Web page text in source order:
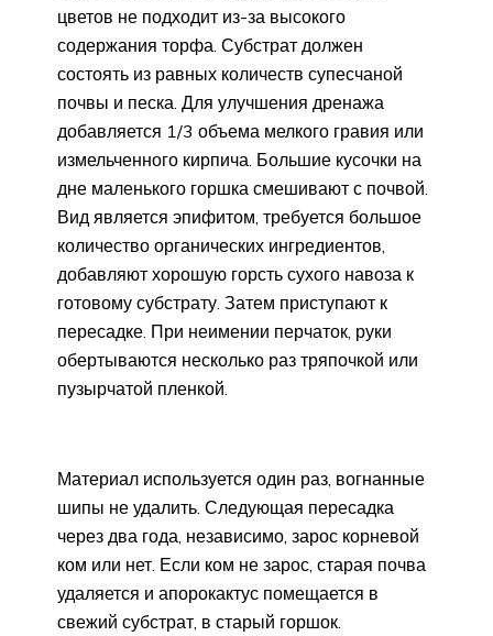
цветов не подходит из-за высокого
содержания торфа. Субстрат должен
состоять из равных количеств супесчаной
почвы и песка. Для улучшения дренажа
добавляется 1/3 объема мелкого гравия или
измельченного кирпича. Большие кусочки на
дне маленького горшка смешивают с почвой.
Вид является эпифитом, требуется большое
количество органических ингредиентов,
добавляют хорошую горсть сухого навоза к
готовому субстрату. Затем приступают к
пересадке. При неимении перчаток, руки
обертываются несколько раз тряпочкой или
пузырчатой ​​пленкой.
Материал используется один раз, вогнанные
шипы не удалить. Следующая пересадка
через два года, независимо, зарос корневой
ком или нет. Если ком не зарос, старая почва
удаляется и апорокактус помещается в
свежий субстрат, в старый горшок.